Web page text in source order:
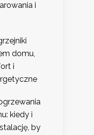
i
domu,
i
kiedy i
by